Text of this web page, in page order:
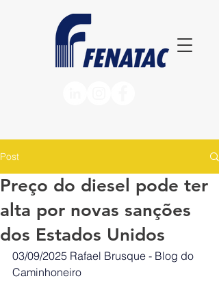
Post
Preço do diesel pode ter
alta por novas sanções
dos Estados Unidos
03/09/2025 Rafael Brusque - Blog do
Caminhoneiro